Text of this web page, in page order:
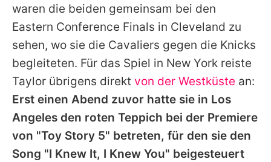
waren die beiden gemeinsam bei den
Eastern Conference Finals in Cleveland zu
sehen, wo sie die Cavaliers gegen die Knicks
begleiteten. Für das Spiel in New York reiste
Taylor übrigens direkt von der Westküste an:
Erst einen Abend zuvor hatte sie in Los
Angeles den roten Teppich bei der Premiere
von "Toy Story 5" betreten, für den sie den
Song "I Knew It, I Knew You" beigesteuert